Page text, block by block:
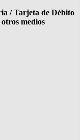
/ Tarjeta de Débito
medios